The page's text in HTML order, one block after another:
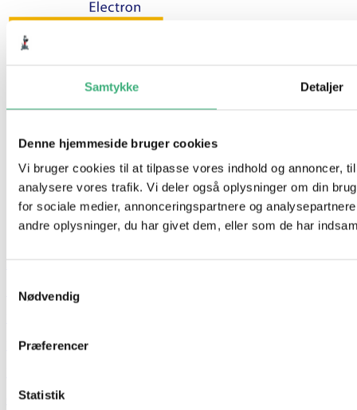
Samtykke Detaljer
Denne hjemmeside bruger cookies
Vi bruger cookies til at tilpasse vores indhold og annoncer,
analysere vores trafik. Vi deler også oplysninger om din
for sociale medier, annonceringspartnere og
andre oplysninger, du har givet dem, eller som de har
Nødvendig
Præferencer
Statistik
Kontakt
Handelsbetingelser
GDPR